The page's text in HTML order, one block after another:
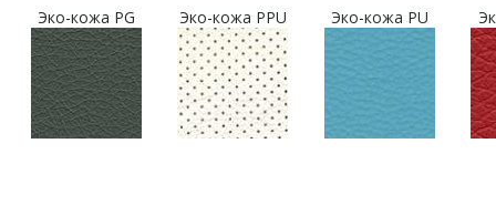
Эко-кожа PG Эко-кожа PPU Эко-кожа PU